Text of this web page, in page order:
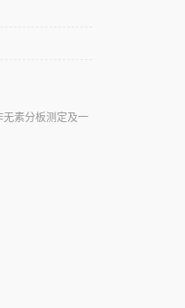
无素分板测定及一